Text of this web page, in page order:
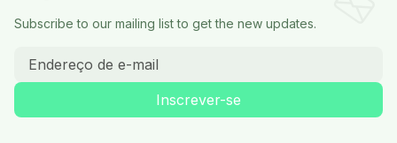
Subscribe to our mailing list to get the new updates.